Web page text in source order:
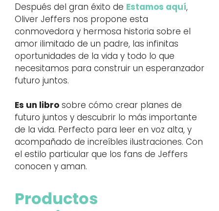
Después del gran éxito de Estamos aquí,
Oliver Jeffers nos propone esta
conmovedora y hermosa historia sobre el
amor ilimitado de un padre, las infinitas
oportunidades de la vida y todo lo que
necesitamos para construir un esperanzador
futuro juntos.
Es un libro sobre cómo crear planes de
futuro juntos y descubrir lo más importante
de la vida. Perfecto para leer en voz alta, y
acompañado de increíbles ilustraciones. Con
el estilo particular que los fans de Jeffers
conocen y aman.
Productos